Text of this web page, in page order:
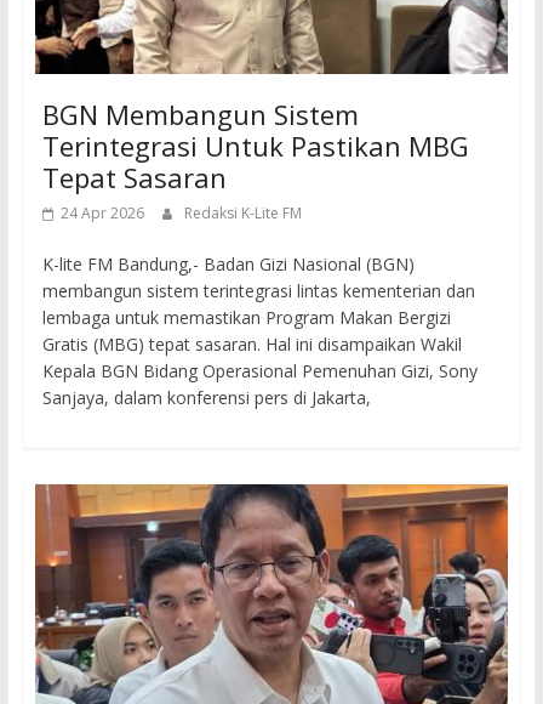
BGN Membangun Sistem
Terintegrasi Untuk Pastikan MBG
Tepat Sasaran
24 Apr 2026 Redaksi K-Lite FM
K-lite FM Bandung,- Badan Gizi Nasional (BGN)
membangun sistem terintegrasi lintas kementerian dan
lembaga untuk memastikan Program Makan Bergizi
Gratis (MBG) tepat sasaran. Hal ini disampaikan Wakil
Kepala BGN Bidang Operasional Pemenuhan Gizi, Sony
Sanjaya, dalam konferensi pers di Jakarta,